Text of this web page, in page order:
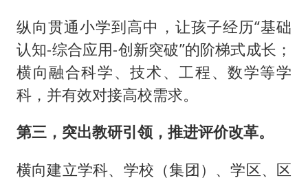
纵向贯通小学到高中，让孩子经历“基础
认知-综合应用-创新突破”的阶梯式成长；
横向融合科学、技术、工程、数学等学
科，并有效对接高校需求。
第三，突出教研引领，推进评价改革。
横向建立学科、学校（集团）、学区、区